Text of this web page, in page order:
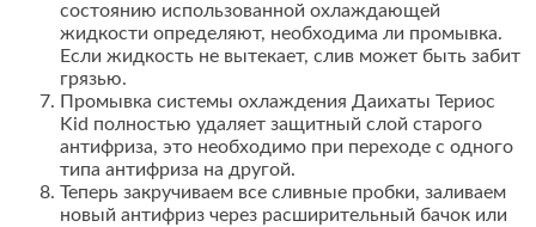
состоянию использованной охлаждающей
жидкости определяют, необходима ли промывка.
Если жидкость не вытекает, слив может быть забит
грязью.
Промывка системы охлаждения Даихаты Териос
Kid полностью удаляет защитный слой старого
антифриза, это необходимо при переходе с одного
типа антифриза на другой.
Теперь закручиваем все сливные пробки, заливаем
новый антифриз через расширительный бачок или